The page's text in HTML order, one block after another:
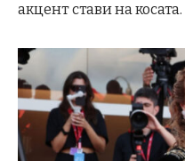
акцент стави на косата.